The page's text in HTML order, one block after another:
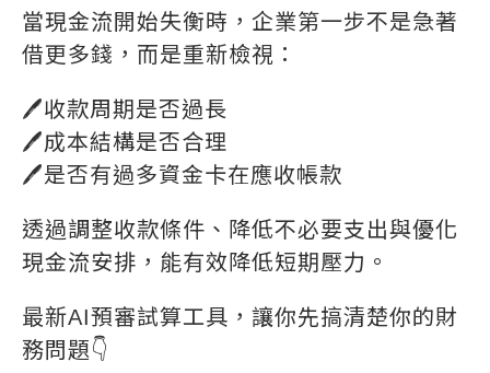
當現金流開始失衡時，企業第一步不是急著
借更多錢，而是重新檢視：
🖊️收款周期是否過長
🖊️成本結構是否合理
🖊️是否有過多資金卡在應收帳款
透過調整收款條件、降低不必要支出與優化
現金流安排，能有效降低短期壓力。
最新AI預審試算工具，讓你先搞清楚你的財
務問題👇